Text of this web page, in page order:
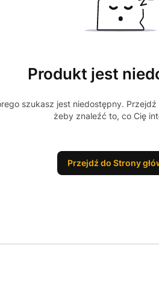
Produkt jest
szukasz jest niedostępny.
żeby znaleźć to, co Cię
Przejdź do Strony